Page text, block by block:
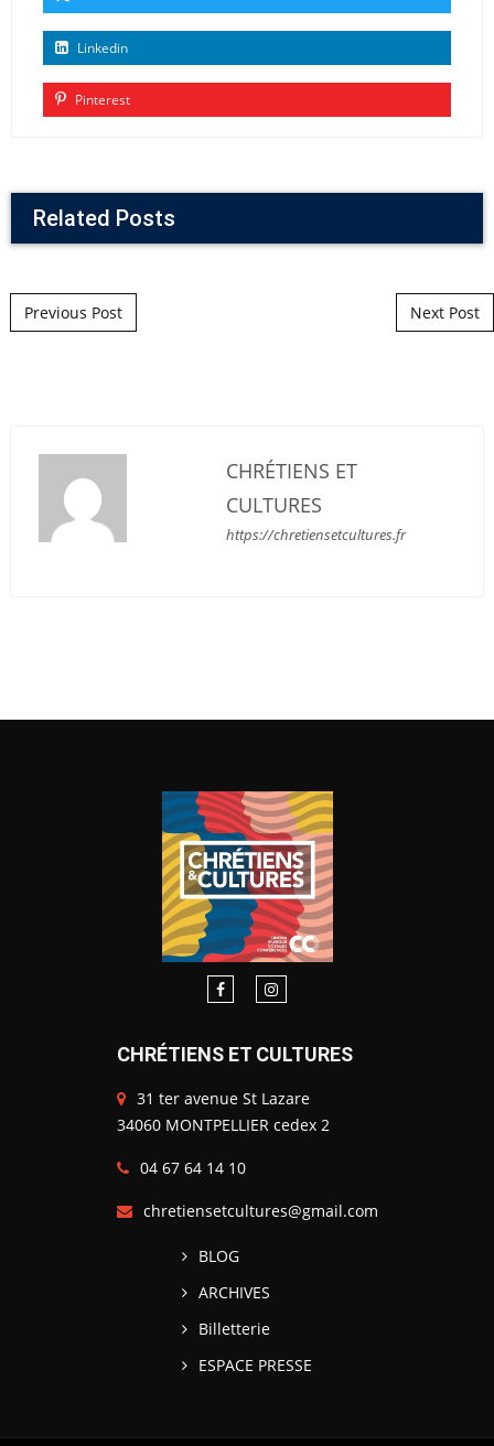
Linkedin
Pinterest
Related Posts
Post navigation
Previous Post Next Post
CHRÉTIENS ET
CULTURES
https://chretiensetcultures.fr
CHRÉTIENS ET CULTURES
31 ter avenue St Lazare
34060 MONTPELLIER cedex 2
04 67 64 14 10
chretiensetcultures@gmail.com
BLOG
ARCHIVES
Billetterie
ESPACE PRESSE